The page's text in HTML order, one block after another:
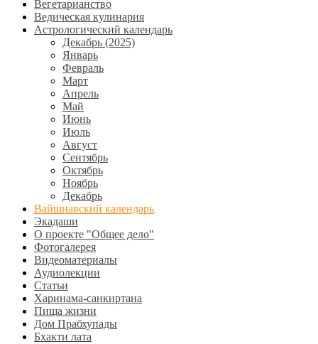
Вегетарианство
Ведическая кулинария
Астрологический календарь
Декабрь (2025)
Январь
Февраль
Март
Апрель
Май
Июнь
Июль
Август
Сентябрь
Октябрь
Ноябрь
Декабрь
Вайшнавский календарь
Экадаши
О проекте "Общее дело"
Фотогалерея
Видеоматериалы
Аудиолекции
Статьи
Харинама-санкиртана
Пища жизни
Дом Прабхупады
Бхакти лата